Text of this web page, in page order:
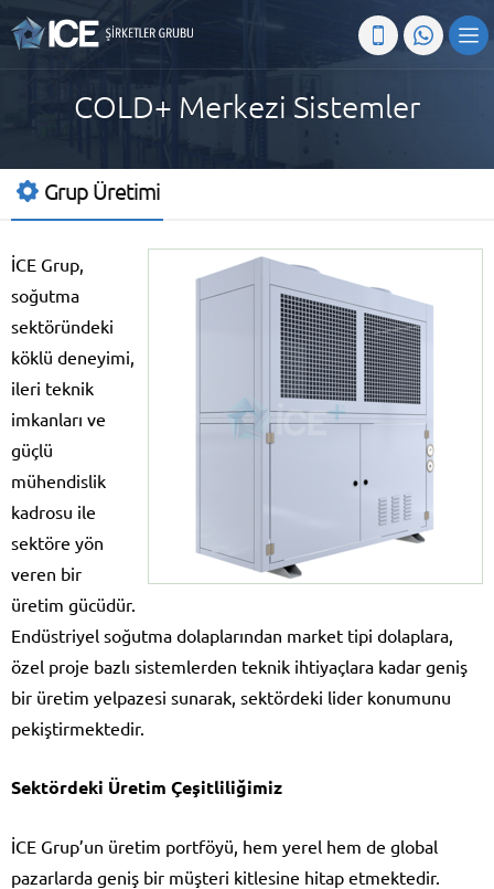
COLD+ Merkezi Sistemler
Grup Üretimi
İCE Grup,
soğutma
sektöründeki
köklü deneyimi,
ileri teknik
imkanları ve
güçlü
mühendislik
kadrosu ile
sektöre yön
veren bir
üretim gücüdür.
Endüstriyel soğutma dolaplarından market tipi dolaplara,
özel proje bazlı sistemlerden teknik ihtiyaçlara kadar geniş
bir üretim yelpazesi sunarak, sektördeki lider konumunu
pekiştirmektedir.
Sektördeki Üretim Çeşitliliğimiz
İCE Grup’un üretim portföyü, hem yerel hem de global
pazarlarda geniş bir müşteri kitlesine hitap etmektedir.